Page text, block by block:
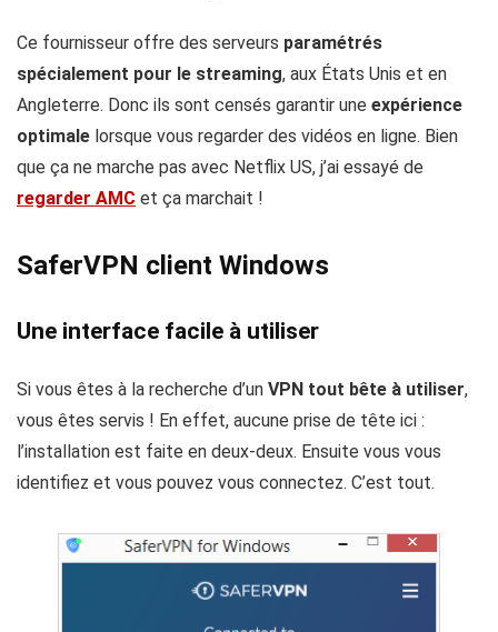
Ce fournisseur offre des serveurs paramétrés
spécialement pour le streaming, aux États Unis et en
Angleterre. Donc ils sont censés garantir une expérience
optimale lorsque vous regarder des vidéos en ligne. Bien
que ça ne marche pas avec Netflix US, j’ai essayé de
regarder AMC et ça marchait !
SaferVPN client Windows
Une interface facile à utiliser
Si vous êtes à la recherche d’un VPN tout bête à utiliser,
vous êtes servis ! En effet, aucune prise de tête ici :
l’installation est faite en deux-deux. Ensuite vous vous
identifiez et vous pouvez vous connectez. C’est tout.